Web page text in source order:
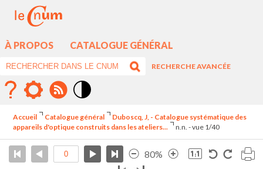
À PROPOS CATALOGUE GÉNÉRAL
RECHERCHE AVANCÉE
élévé
Accueil Catalogue général
Duboscq, J, - Catalogue systématique des
appareils d'optique construits dans les ateliers...
n.n. - vue 1/40
80%